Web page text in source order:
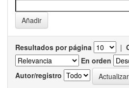
Resultados por página |
En orden
Autor/registro